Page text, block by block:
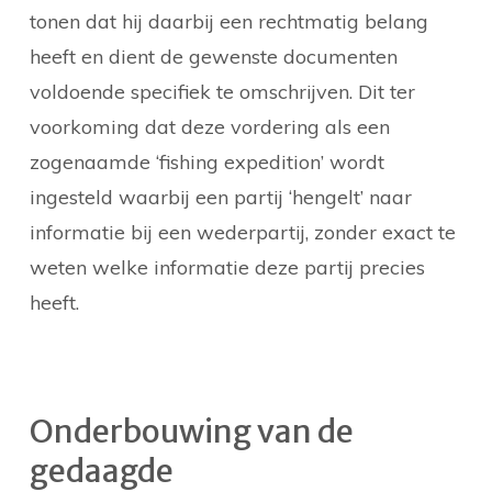
tonen dat hij daarbij een rechtmatig belang
heeft en dient de gewenste documenten
voldoende specifiek te omschrijven. Dit ter
voorkoming dat deze vordering als een
zogenaamde ‘fishing expedition’ wordt
ingesteld waarbij een partij ‘hengelt’ naar
informatie bij een wederpartij, zonder exact te
weten welke informatie deze partij precies
heeft.
Onderbouwing van de
gedaagde